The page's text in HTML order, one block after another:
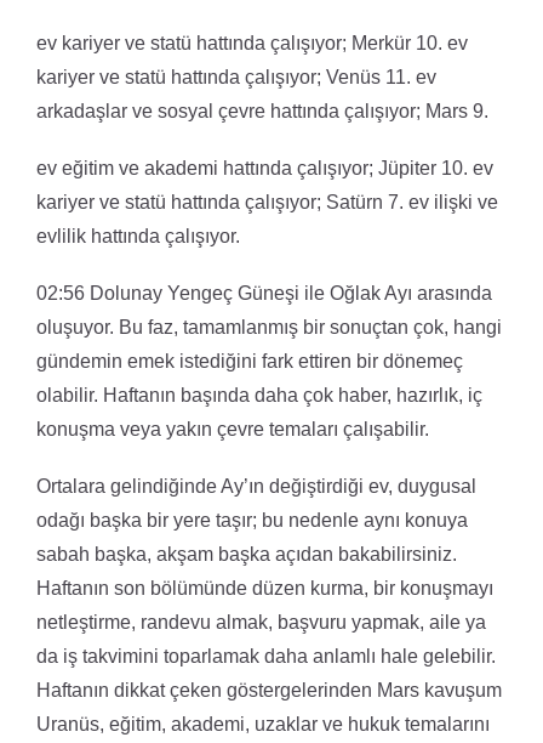
ev kariyer ve statü hattında çalışıyor; Merkür 10. ev
kariyer ve statü hattında çalışıyor; Venüs 11. ev
arkadaşlar ve sosyal çevre hattında çalışıyor; Mars 9.
ev eğitim ve akademi hattında çalışıyor; Jüpiter 10. ev
kariyer ve statü hattında çalışıyor; Satürn 7. ev ilişki ve
evlilik hattında çalışıyor.
02:56 Dolunay Yengeç Güneşi ile Oğlak Ayı arasında
oluşuyor. Bu faz, tamamlanmış bir sonuçtan çok, hangi
gündemin emek istediğini fark ettiren bir dönemeç
olabilir. Haftanın başında daha çok haber, hazırlık, iç
konuşma veya yakın çevre temaları çalışabilir.
Ortalara gelindiğinde Ay’ın değiştirdiği ev, duygusal
odağı başka bir yere taşır; bu nedenle aynı konuya
sabah başka, akşam başka açıdan bakabilirsiniz.
Haftanın son bölümünde düzen kurma, bir konuşmayı
netleştirme, randevu almak, başvuru yapmak, aile ya
da iş takvimini toparlamak daha anlamlı hale gelebilir.
Haftanın dikkat çeken göstergelerinden Mars kavuşum
Uranüs, eğitim, akademi, uzaklar ve hukuk temalarını